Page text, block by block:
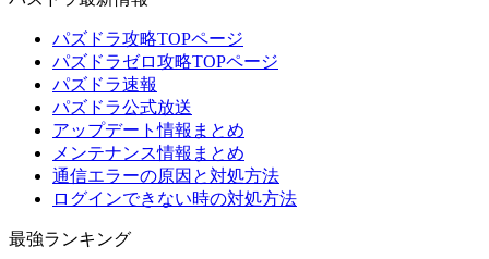
パズドラ攻略TOPページ
パズドラゼロ攻略TOPページ
パズドラ速報
パズドラ公式放送
アップデート情報まとめ
メンテナンス情報まとめ
通信エラーの原因と対処方法
ログインできない時の対処方法
最強ランキング